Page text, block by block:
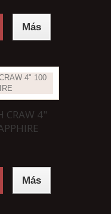
Más
CRAW 4"
Más